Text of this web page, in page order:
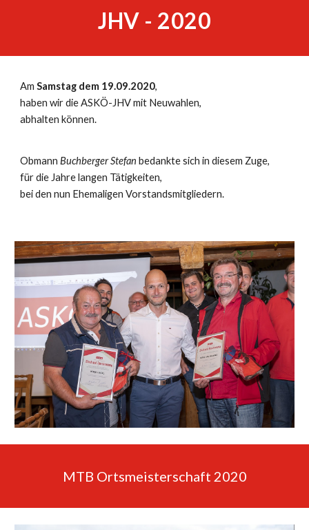
JHV - 2020
AmSamstag dem 19.09.2020,
haben wir die ASKÖ-JHV mit Neuwahlen,
abhalten können.
ObmannBuchberger Stefan bedankte sich in diesem Zuge,
für die Jahre langen Tätigkeiten,
bei den nun Ehemaligen Vorstandsmitgliedern.
MTB Ortsmeisterschaft 2020